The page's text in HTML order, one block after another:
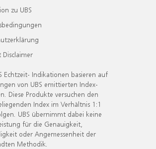
zu UBS
Disclaimer
Echtzeit- Indikationen basieren auf
von UBS emittierten Index-
Diese Produkte versuchen den
Index im Verhältnis 1:1
UBS übernimmt dabei keine
für die Genauigkeit,
oder Angemessenheit der
Methodik.